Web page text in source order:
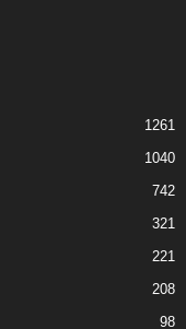
1261
1040
742
321
221
208
98